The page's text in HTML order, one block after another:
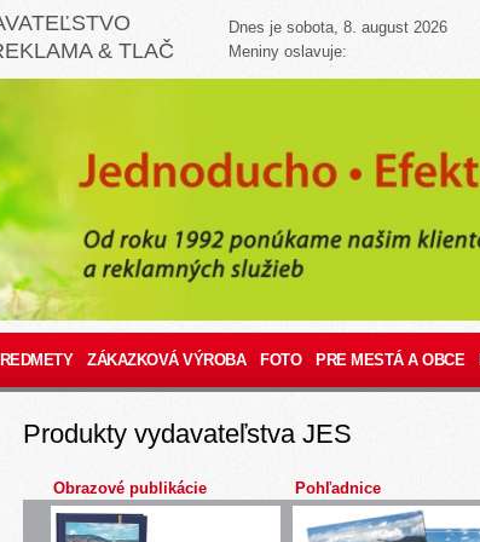
& TLAČ
Dnes je sobota, 8. august 2026
Meniny oslavuje:
ZÁKAZKOVÁ VÝROBA FOTO PRE MESTÁ A OBCE
Produkty vydavateľstva JES
Obrazové publikácie Pohľadnice